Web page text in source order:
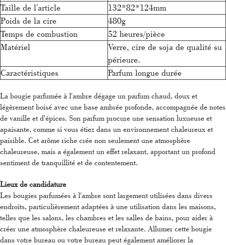
Taille de l'article
132*82*124mm
Poids de la cire
480g
Temps de combustion
52 heures/pièce
Matériel
Verre, cire de soja de qualité su
périeure.
Caractéristiques
Parfum longue durée
La bougie parfumée à l'ambre dégage un parfum chaud, doux et
légèrement boisé avec une base ambrée profonde, accompagnée de notes
de vanille et d'épices. Son parfum procure une sensation luxueuse et
apaisante, comme si vous étiez dans un environnement chaleureux et
paisible. Cet arôme riche crée non seulement une atmosphère
chaleureuse, mais a également un effet relaxant, apportant un profond
sentiment de tranquillité et de contentement.
Lieux de candidature
Les bougies parfumées à l'ambre sont largement utilisées dans divers
endroits, particulièrement adaptées à une utilisation dans les maisons,
telles que les salons, les chambres et les salles de bains, pour aider à
créer une atmosphère chaleureuse et relaxante. Allumer cette bougie
dans votre bureau ou votre bureau peut également améliorer la